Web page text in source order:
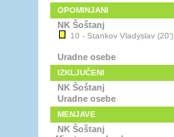
OPOMINJANI
NK Šoštanj
10 - Stankov Vladyslav (20')
Uradne osebe
IZKLJUČENI
NK Šoštanj
Uradne osebe
MENJAVE
NK Šoštanj